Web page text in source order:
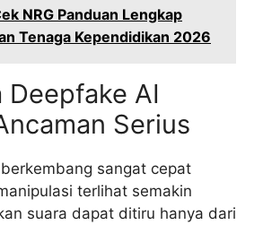
NRG Panduan Lengkap
Tenaga Kependidikan 2026
Deepfake AI
Serius
sangat cepat
terlihat semakin
suara dapat ditiru hanya dari